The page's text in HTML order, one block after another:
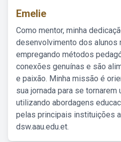
Emelie
Como mentor, minha
desenvolvimento dos alunos
empregando métodos
conexões genuínas e são
e paixão. Minha missão é
sua jornada para se tornarem
utilizando abordagens
pelas principais instituições
dsw.aau.edu.et.